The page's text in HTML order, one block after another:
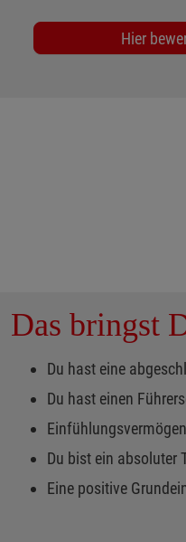
Hier
Das bringst
Du hast eine
Du hast einen
Du bist ein
Eine positive